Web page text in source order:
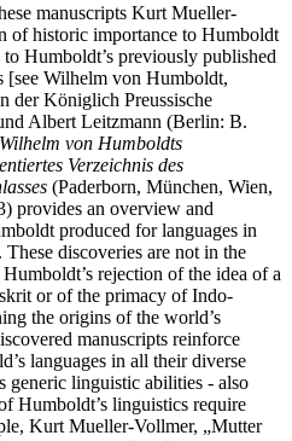
manuscripts Kurt Mueller-
of historic importance to Humboldt
Humboldt’s previously published
Wilhelm von Humboldt,
der Königlich Preussische
Albert Leitzmann (Berlin: B.
Wilhelm von Humboldts
Verzeichnis des
(Paderborn, München, Wien,
provides an overview and
produced for languages in
discoveries are not in the
rejection of the idea of a
or of the primacy of Indo-
the origins of the world’s
manuscripts reinforce
languages in all their diverse
generic linguistic abilities - also
Humboldt’s linguistics require
Kurt Mueller-Vollmer, „Mutter